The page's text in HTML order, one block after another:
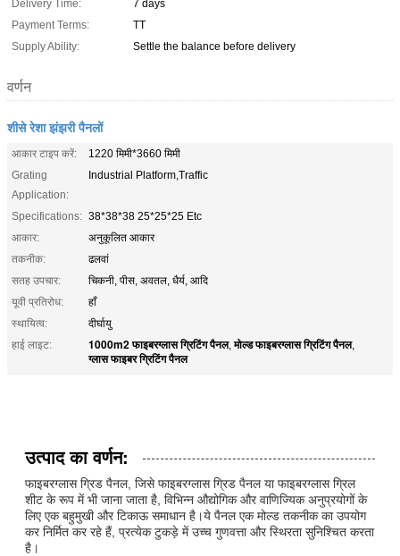
Delivery Time:
7 days
Payment Terms:
TT
Supply Ability:
Settle the balance before delivery
वर्णन
शीसे रेशा झंझरी पैनलों
आकार टाइप करें:
1220 मिमी*3660 मिमी
Grating
Application:
Industrial Platform,Traffic
Specifications: 38*38*38 25*25*25 Etc
आकार:
अनुकूलित आकार
तकनीक:
ढलवां
सतह उपचार:
चिकनी, पीस, अवतल, धैर्य, आदि
यूवी प्रतिरोध:
हाँ
स्थायित्व:
दीर्घायु
हाई लाइट:
1000m2 फाइबरग्लास ग्रिटिंग पैनल,मोल्ड फाइबरग्लास ग्रिटिंग पैनल,
ग्लास फाइबर ग्रिटिंग पैनल
उत्पाद का वर्णन:
फाइबरग्लास ग्रिड पैनल, जिसे फाइबरग्लास ग्रिड पैनल या फाइबरग्लास ग्रिल
शीट के रूप में भी जाना जाता है, विभिन्न औद्योगिक और वाणिज्यिक अनुप्रयोगों के
लिए एक बहुमुखी और टिकाऊ समाधान है।ये पैनल एक मोल्ड तकनीक का उपयोग
कर निर्मित कर रहे हैं, प्रत्येक टुकड़े में उच्च गुणवत्ता और स्थिरता सुनिश्चित करता
है।